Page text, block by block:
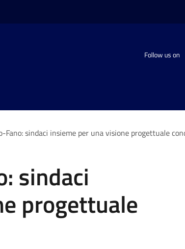
Follow us on
Fano: sindaci insieme per una visione progettuale
sindaci
progettuale